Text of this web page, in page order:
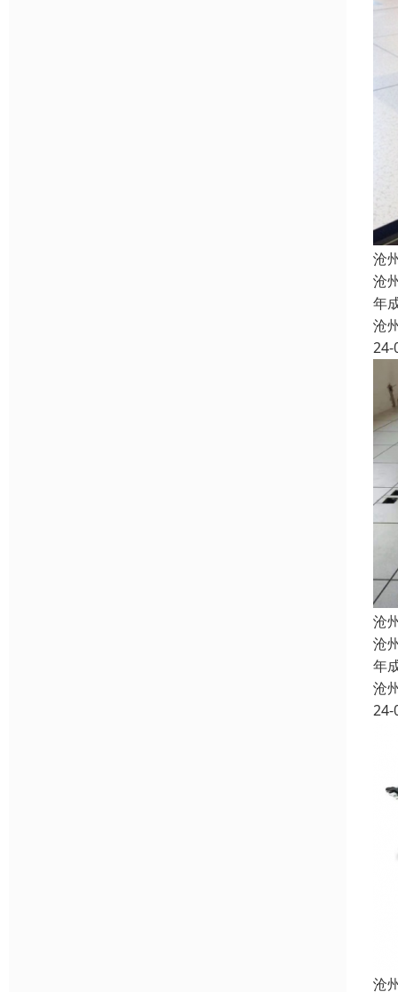
沧
沧
年
沧
24-
沧
沧
年
沧
24-
沧